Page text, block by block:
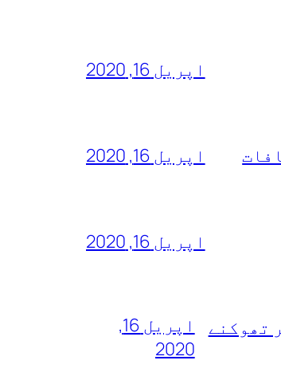
اپریل 16, 2020
اپریل 16, 2020
اپریل 16, 2020
تھوکنے
اپریل 16,
2020